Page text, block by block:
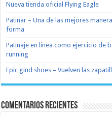
Nueva tienda oficial Flying Eagle
Patinar – Una de las mejores
forma
Patinaje en línea como ejercicio de
running
Epic gind shoes – Vuelven las
Comentarios recientes